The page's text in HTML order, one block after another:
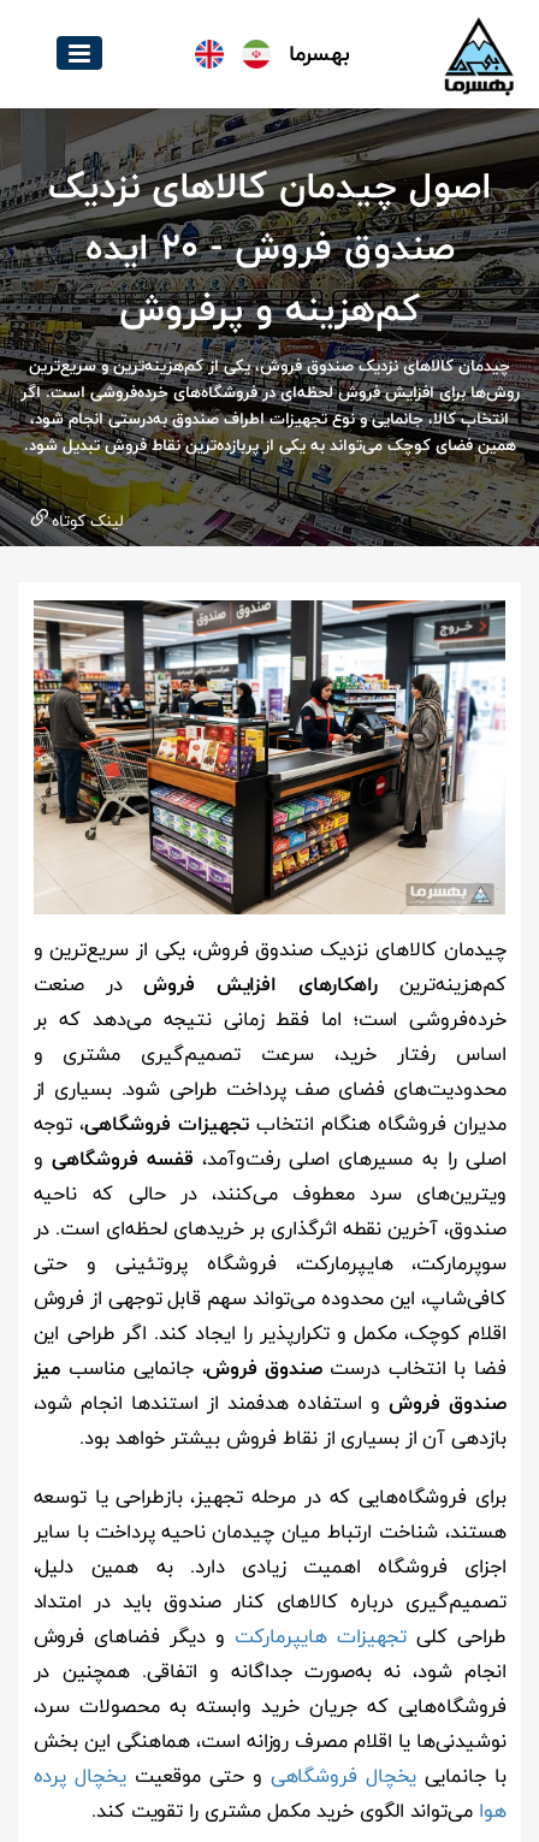
بهسرما
اصول چیدمان کالاهای نزدیک
صندوق فروش - 20 ایده
کم‌هزینه و پرفروش
چیدمان کالاهای نزدیک صندوق فروش، یکی از کم‌هزینه‌ترین و سریع‌ترین
روش‌ها برای افزایش فروش لحظه‌ای در فروشگاه‌های خرده‌فروشی است. اگر
انتخاب کالا، جانمایی و نوع تجهیزات اطراف صندوق به‌درستی انجام شود،
همین فضای کوچک می‌تواند به یکی از پربازده‌ترین نقاط فروش تبدیل شود.
لینک کوتاه
چیدمان کالاهای نزدیک صندوق فروش، یکی از سریع‌ترین و
کم‌هزینه‌ترینراهکارهای افزایش فروشدر صنعت
خرده‌فروشی است؛ اما فقط زمانی نتیجه می‌دهد که بر
اساس رفتار خرید، سرعت تصمیم‌گیری مشتری و
محدودیت‌های فضای صف پرداخت طراحی شود. بسیاری از
مدیران فروشگاه هنگام انتخابتجهیزات فروشگاهی، توجه
اصلی را به مسیرهای اصلی رفت‌وآمد، قفسه فروشگاهی و
ویترین‌های سرد معطوف می‌کنند، در حالی که ناحیه
صندوق، آخرین نقطه اثرگذاری بر خریدهای لحظه‌ای است. در
سوپرمارکت، هایپرمارکت، فروشگاه پروتئینی و حتی
کافی‌شاپ، این محدوده می‌تواند سهم قابل توجهی از فروش
اقلام کوچک، مکمل و تکرارپذیر را ایجاد کند. اگر طراحی این
فضا با انتخاب درست صندوق فروش، جانمایی مناسب میز
صندوق فروشو استفاده هدفمند از استندها انجام شود،
بازدهی آن از بسیاری از نقاط فروش بیشتر خواهد بود.
برای فروشگاه‌هایی که در مرحله تجهیز، بازطراحی یا توسعه
هستند، شناخت ارتباط میان چیدمان ناحیه پرداخت با سایر
اجزای فروشگاه اهمیت زیادی دارد. به همین دلیل،
تصمیم‌گیری درباره کالاهای کنار صندوق باید در امتداد
طراحی کلیتجهیزات هایپرمارکت و دیگر فضاهای فروش
انجام شود، نه به‌صورت جداگانه و اتفاقی. همچنین در
فروشگاه‌هایی که جریان خرید وابسته به محصولات سرد،
نوشیدنی‌ها یا اقلام مصرف روزانه است، هماهنگی این بخش
با جانمایی یخچال فروشگاهی و حتی موقعیتیخچال پرده
هوا می‌تواند الگوی خرید مکمل مشتری را تقویت کند.